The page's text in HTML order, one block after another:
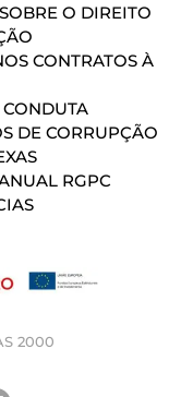
O DIREITO
CONTRATOS À
DE CORRUPÇÃO
RGPC
2000